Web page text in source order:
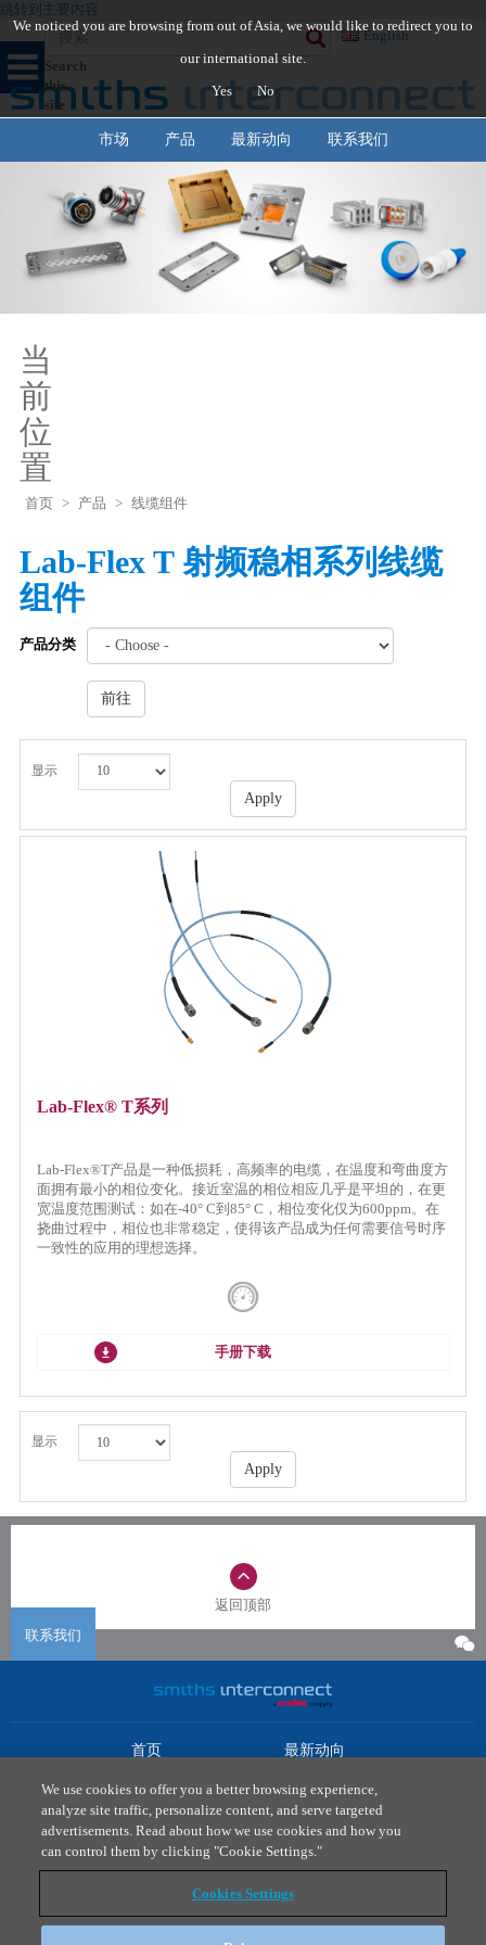
We noticed you are browsing from out of Asia, we would like to redirect you to
our international site.
Yes
No
跳转到主要内容
Search
this
site
English
市场 产品 最新动向 联系我们
当
前
位
置
首页 > 产品 > 线缆组件
Lab-Flex T 射频稳相系列线缆
组件
产品分类
前往
显示
Apply
Lab-Flex® T系列
Lab-Flex®T产品是一种低损耗，高频率的电缆，在温度和弯曲度方
面拥有最小的相位变化。接近室温的相位相应几乎是平坦的，在更
宽温度范围测试：如在-40° C到85° C，相位变化仅为600ppm。在
挠曲过程中，相位也非常稳定，使得该产品成为任何需要信号时序
一致性的应用的理想选择。
手册下载
显示
Apply
返回顶部
联系我们
首页
产品
最新动向
联系我们
法律政策
隐私政策
T: 0512 6273 1077
asiainfo@smithsconnectors.com
We use cookies to offer you a better browsing experience,
analyze site traffic, personalize content, and serve targeted
advertisements. Read about how we use cookies and how you
can control them by clicking "Cookie Settings."
Cookies Settings